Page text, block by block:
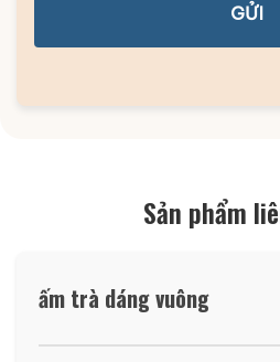
GỬI
Sản phẩm
ấm trà dáng vuông